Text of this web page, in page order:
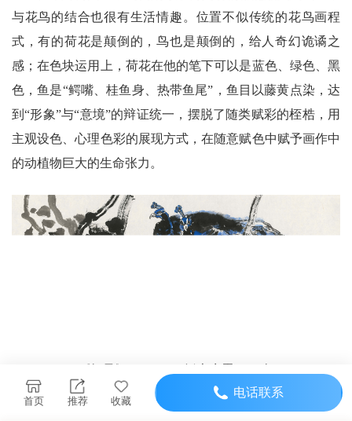
与花鸟的结合也很有生活情趣。位置不似传统的花鸟画程
式，有的荷花是颠倒的，鸟也是颠倒的，给人奇幻诡谲之
感；在色块运用上，荷花在他的笔下可以是蓝色、绿色、黑
色，鱼是“鳄嘴、桂鱼身、热带鱼尾”，鱼目以藤黄点染，达
到“形象”与“意境”的辩证统一，摆脱了随类赋彩的桎梏，用
主观设色、心理色彩的展现方式，在随意赋色中赋予画作中
的动植物巨大的生命张力。
线条笔法上，作品的尺幅都很大，不拘绳墨，总有几根
首页 推荐 收藏
电话联系